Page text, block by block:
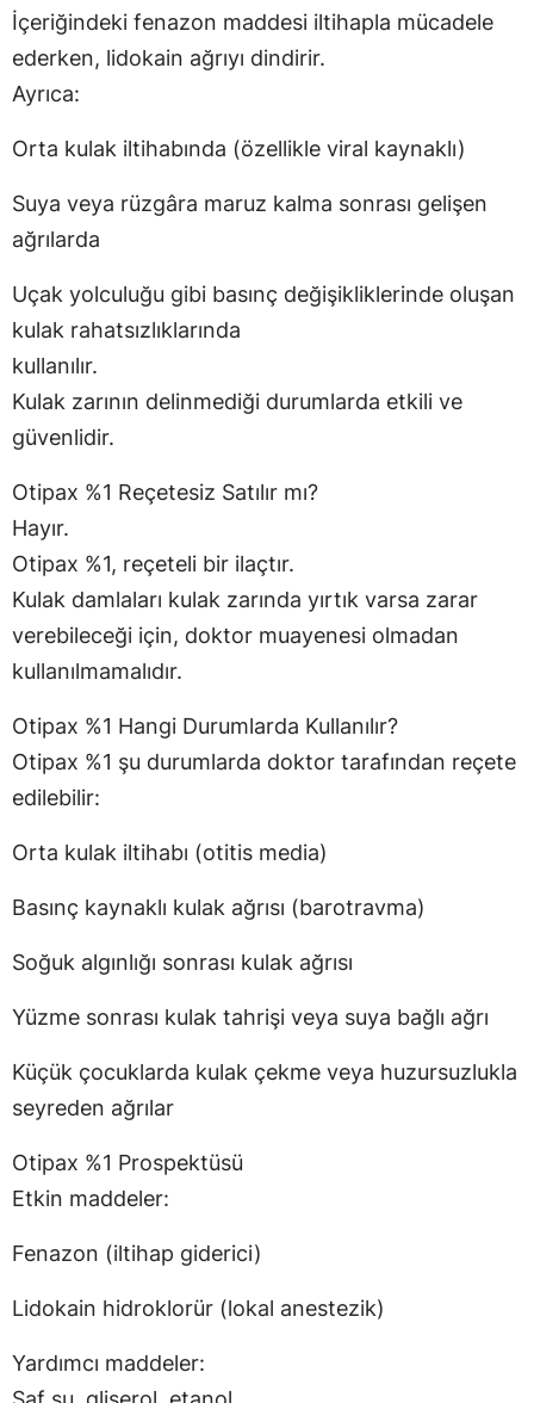
İçeriğindeki fenazon maddesi iltihapla mücadele
ederken, lidokain ağrıyı dindirir.
Ayrıca:
Orta kulak iltihabında (özellikle viral kaynaklı)
Suya veya rüzgâra maruz kalma sonrası gelişen
ağrılarda
Uçak yolculuğu gibi basınç değişikliklerinde oluşan
kulak rahatsızlıklarında
kullanılır.
Kulak zarının delinmediği durumlarda etkili ve
güvenlidir.
Otipax %1 Reçetesiz Satılır mı?
Hayır.
Otipax %1, reçeteli bir ilaçtır.
Kulak damlaları kulak zarında yırtık varsa zarar
verebileceği için, doktor muayenesi olmadan
kullanılmamalıdır.
Otipax %1 Hangi Durumlarda Kullanılır?
Otipax %1 şu durumlarda doktor tarafından reçete
edilebilir:
Orta kulak iltihabı (otitis media)
Basınç kaynaklı kulak ağrısı (barotravma)
Soğuk algınlığı sonrası kulak ağrısı
Yüzme sonrası kulak tahrişi veya suya bağlı ağrı
Küçük çocuklarda kulak çekme veya huzursuzlukla
seyreden ağrılar
Otipax %1 Prospektüsü
Etkin maddeler:
Fenazon (iltihap giderici)
Lidokain hidroklorür (lokal anestezik)
Yardımcı maddeler: